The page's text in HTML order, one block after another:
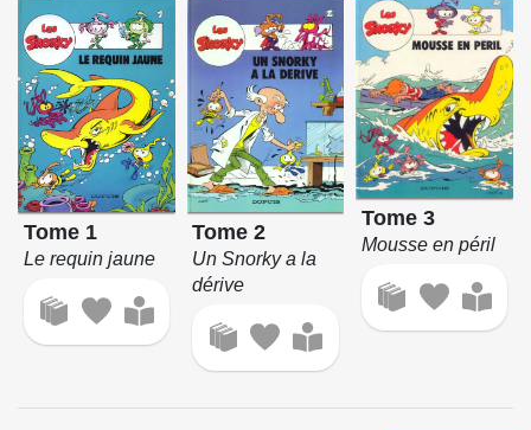
Tome 1
Le requin jaune
Tome 2
Un Snorky a la
dérive
Tome 3
Mousse en péril